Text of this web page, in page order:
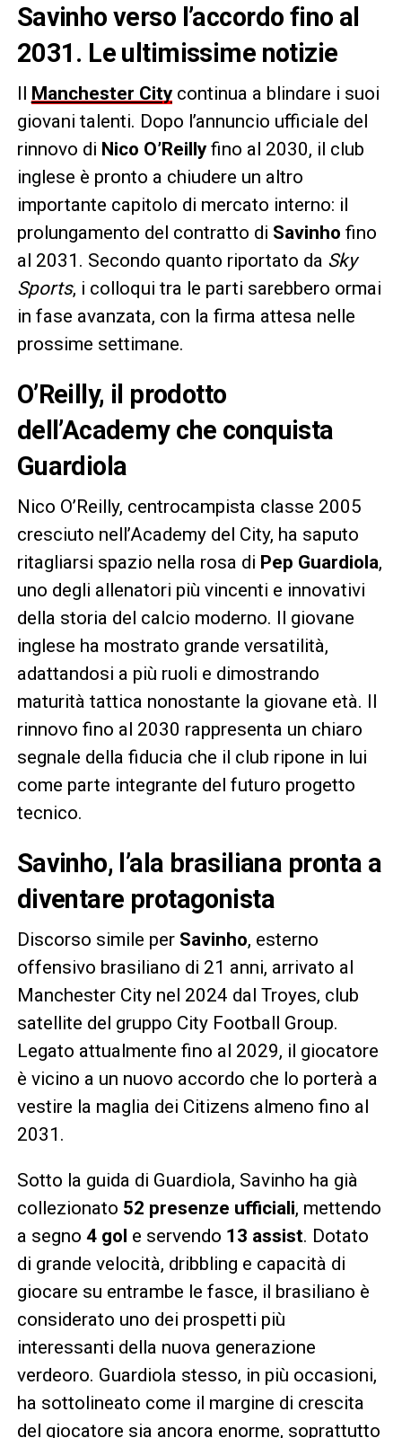
Savinho verso l’accordo fino al
2031. Le ultimissime notizie
Il Manchester Citycontinua a blindare i suoi
giovani talenti. Dopo l’annuncio ufficiale del
rinnovo di Nico O’Reillyfino al 2030, il club
inglese è pronto a chiudere un altro
importante capitolo di mercato interno: il
prolungamento del contratto di Savinho fino
al 2031. Secondo quanto riportato da Sky
Sports, i colloqui tra le parti sarebbero ormai
in fase avanzata, con la firma attesa nelle
prossime settimane.
O’Reilly, il prodotto
dell’Academy che conquista
Guardiola
Nico O’Reilly, centrocampista classe 2005
cresciuto nell’Academy del City, ha saputo
ritagliarsi spazio nella rosa di Pep Guardiola,
uno degli allenatori più vincenti e innovativi
della storia del calcio moderno. Il giovane
inglese ha mostrato grande versatilità,
adattandosi a più ruoli e dimostrando
maturità tattica nonostante la giovane età. Il
rinnovo fino al 2030 rappresenta un chiaro
segnale della fiducia che il club ripone in lui
come parte integrante del futuro progetto
tecnico.
Savinho, l’ala brasiliana pronta a
diventare protagonista
Discorso simile per Savinho, esterno
offensivo brasiliano di 21 anni, arrivato al
Manchester City nel 2024 dal Troyes, club
satellite del gruppo City Football Group.
Legato attualmente fino al 2029, il giocatore
è vicino a un nuovo accordo che lo porterà a
vestire la maglia dei Citizens almeno fino al
2031.
Sotto la guida di Guardiola, Savinho ha già
collezionato 52 presenze ufficiali, mettendo
a segno 4 gol e servendo 13 assist. Dotato
di grande velocità, dribbling e capacità di
giocare su entrambe le fasce, il brasiliano è
considerato uno dei prospetti più
interessanti della nuova generazione
verdeoro. Guardiola stesso, in più occasioni,
ha sottolineato come il margine di crescita
del giocatore sia ancora enorme, soprattutto